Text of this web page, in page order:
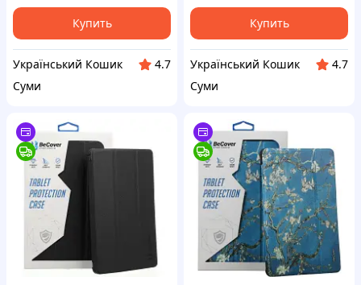
Купить
Український Кошик
4.7
Суми
Купить
Український Кошик
4.7
Суми